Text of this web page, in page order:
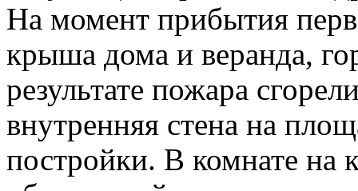
На момент прибытия
крыша дома и веранда,
результате пожара
внутренняя стена на
постройки. В комнате на